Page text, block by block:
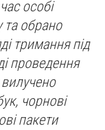
особі
та обрано
тримання під
проведення
чорнові
пакети